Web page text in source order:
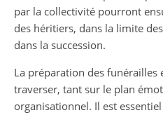
par la collectivité pourront
des héritiers, dans la limite
dans la succession.
La préparation des funérailles
traverser, tant sur le plan
organisationnel. Il est